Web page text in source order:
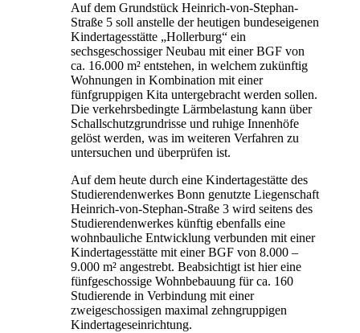
Auf dem Grundstück Heinrich-von-Stephan-
Straße 5 soll anstelle der heutigen bundeseigenen
Kindertagesstätte „Hollerburg“ ein
sechsgeschossiger Neubau mit einer BGF von
ca. 16.000 m² entstehen, in welchem zukünftig
Wohnungen in Kombination mit einer
fünfgruppigen Kita untergebracht werden sollen.
Die verkehrsbedingte Lärmbelastung kann über
Schallschutzgrundrisse und ruhige Innenhöfe
gelöst werden, was im weiteren Verfahren zu
untersuchen und überprüfen ist.
Auf dem heute durch eine Kindertagestätte des
Studierendenwerkes Bonn genutzte Liegenschaft
Heinrich-von-Stephan-Straße 3 wird seitens des
Studierendenwerkes künftig ebenfalls eine
wohnbauliche Entwicklung verbunden mit einer
Kindertagesstätte mit einer BGF von 8.000 –
9.000 m² angestrebt. Beabsichtigt ist hier eine
fünfgeschossige Wohnbebauung für ca. 160
Studierende in Verbindung mit einer
zweigeschossigen maximal zehngruppigen
Kindertageseinrichtung.